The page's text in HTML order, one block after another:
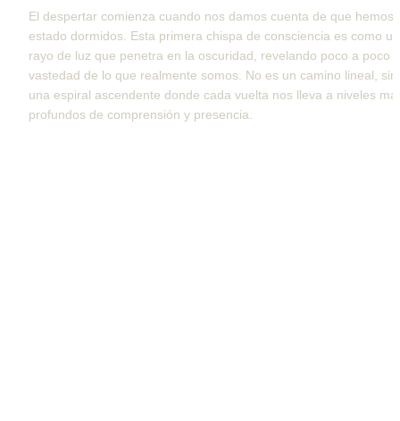
El despertar comienza cuando nos damos cuenta de que hemos
estado dormidos. Esta primera chispa de consciencia es como un
rayo de luz que penetra en la oscuridad, revelando poco a poco
vastedad de lo que realmente somos. No es un camino lineal,
una espiral ascendente donde cada vuelta nos lleva a niveles
profundos de comprensión y presencia.